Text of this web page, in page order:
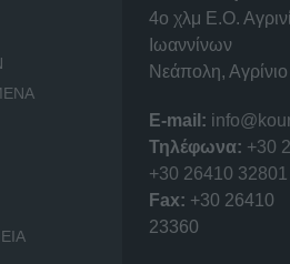
4o χλμ Ε.Ο.
Ιωαννίνων
Νεάπολη,
E-mail:
Τηλέφωνα: +30
+30 26410 32801
Fax: +30 26410
23360